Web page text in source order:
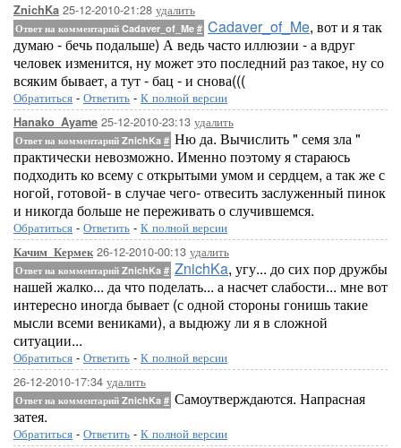
ZnichKa 25-12-2010-21:28 удалить
Ответ на комментарий Cadaver_of_Me # Cadaver_of_Me, вот и я так
думаю - бечь подальше) А ведь часто иллюзии - а вдруг
человек изменится, ну может это последний раз такое, ну со
всяким бывает, а тут - бац - и снова(((
Обратиться - Ответить - К полной версии
Hanako_Ayame 25-12-2010-23:13 удалить
Ответ на комментарий ZnichKa # Ню да. Вычислить " семя зла "
практически невозможно. Именно поэтому я стараюсь
подходить ко всему с открытыми умом и сердцем, а так же с
ногой, готовой- в случае чего- отвесить заслуженный пинок
и никогда больше не переживать о случившемся.
Обратиться - Ответить - К полной версии
Качим_Кермек26-12-2010-00:13 удалить
Ответ на комментарий ZnichKa # ZnichKa, угу... до сих пор дружбы
нашей жалко... да что поделать... а насчет слабости... мне вот
интересно иногда бывает (с одной стороны гонишь такие
мысли всеми вениками), а выдюжу ли я в сложной
ситуации...
Обратиться - Ответить - К полной версии
26-12-2010-17:34 удалить
Ответ на комментарий ZnichKa # Самоутверждаются. Напрасная
затея.
Обратиться - Ответить - К полной версии